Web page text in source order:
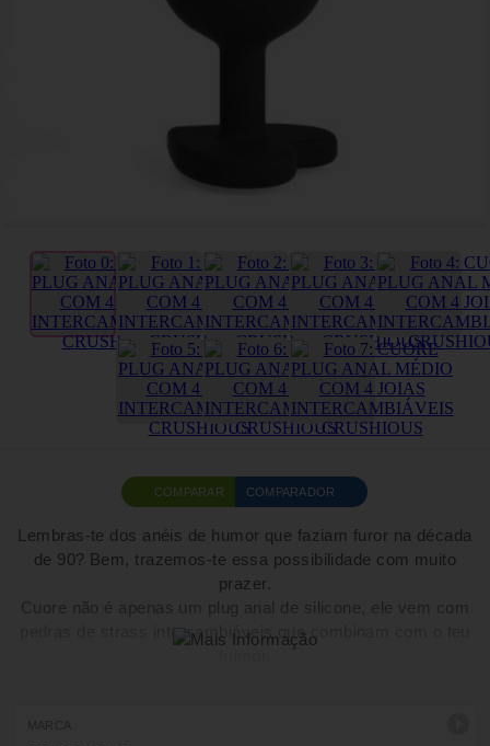
COMPARAR COMPARADOR
Lembras-te dos anéis de humor que faziam furor na década
de 90? Bem, trazemos-te essa possibilidade com muito
prazer.
Cuore não é apenas um plug anal de silicone, ele vem com
pedras de strass intercambiáveis que combinam com o teu